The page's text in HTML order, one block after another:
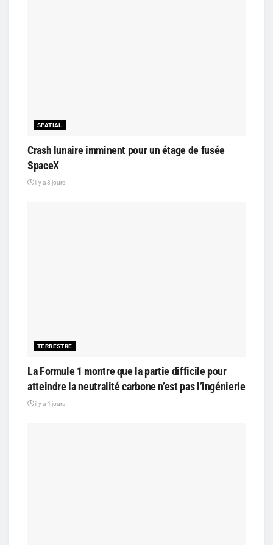
SPATIAL
Crash lunaire imminent pour un étage de fusée
SpaceX
il y a 3 jours
TERRESTRE
La Formule 1 montre que la partie difficile pour
atteindre la neutralité carbone n’est pas l’ingénierie
il y a 4 jours